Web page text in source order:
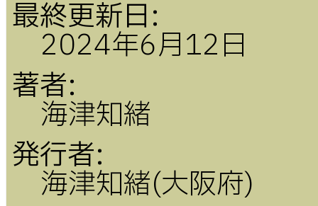
最終更新日:
2024年6月12日
著者:
海津知緒
発行者:
海津知緒(大阪府)